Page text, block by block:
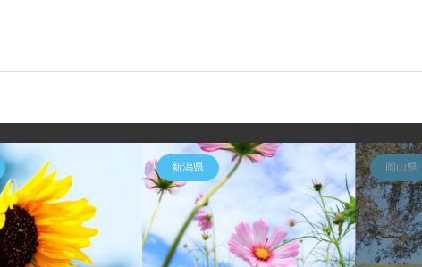
新潟県 岡山県